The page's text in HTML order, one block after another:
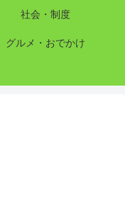
社会・制度
グルメ・おでかけ